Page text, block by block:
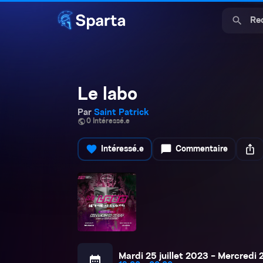
search
Le labo
Par Saint Patrick
public0 Intéressé.e
favorite Intéressé.e chat_bubble Commentaire ios_share
Mardi 25 juillet 2023 - Mercredi